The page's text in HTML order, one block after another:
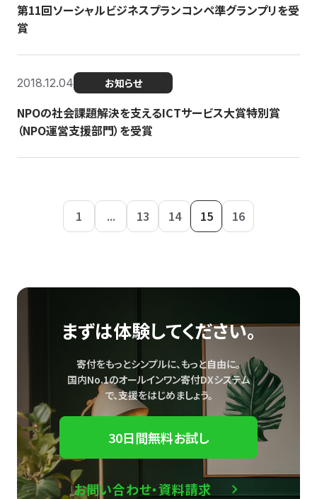
第11回ソーシャルビジネスプランコンペ準グランプリを受
賞
2018.12.04 お知らせ
NPOの社会課題解決を支えるICTサービス大賞特別賞
（NPO運営支援部門）を受賞
1 ... 13 14 15 16
まずは体験してください。
寄付をもっとシンプルに、もっと自由に。
国内No.1のオールインワン寄付DXシステム
で、支援をはじめましょう。
30日間無料お試し
お問い合わせ・資料請求